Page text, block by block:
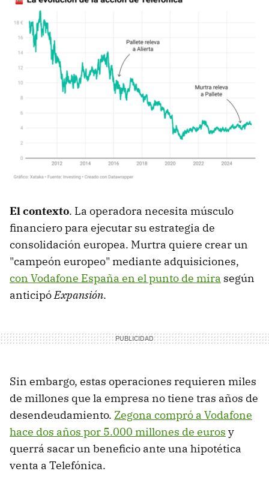
El contexto. La operadora necesita músculo
financiero para ejecutar su estrategia de
consolidación europea. Murtra quiere crear un
"campeón europeo" mediante adquisiciones,
con Vodafone España en el punto de mira según
anticipóExpansión.
Sin embargo, estas operaciones requieren miles
de millones que la empresa no tiene tras años de
desendeudamiento. Zegona compró a Vodafone
hace dos años por 5.000 millones de euros y
querrá sacar un beneficio ante una hipotética
venta a Telefónica.